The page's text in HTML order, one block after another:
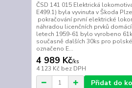
ČSD 141 015 Elektrická
E499.1) byla vyvinuta v Škoda
pokračování první elektrické
náhradou licenčních prvků
letech 1959-61 bylo vyrobeno
současně dalších 30ks pro
označeno E...
4 989 Kč/ks
4 123 Kč bez DPH
Přidat do